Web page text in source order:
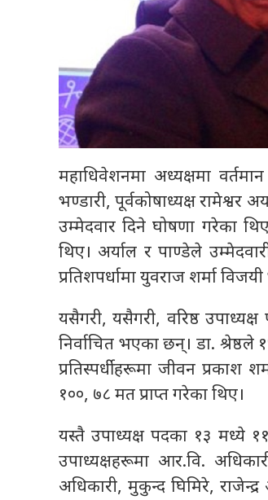
महाधिवेशनमा अध्यक्षमा
भण्डारी, पूर्वकोषाध्यक्ष
उम्मेदवार दिने घोषणा गरेका
थिए। अर्याल र पाण्डेले
प्रतिशपर्धामा युवराज शर्मा
यसैगरी, यसैगरी, वरिष्ठ
निर्वाचित भएका छन्। डा.
प्रतिस्पर्धीहरूमा जीवन प्रकाश
१००, ७८ मत प्राप्त गरेका थिए।
यस्तै उपाध्यक्ष पदका १३ मध्ये ११
उपाध्यक्षहरूमा आर.वि.
अधिकारी, मुकुन्द घिमिरे,